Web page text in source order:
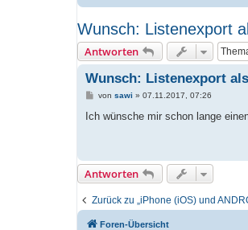
Wunsch: Listenexport
Antworten
Wunsch: Listenexport
B
i
von sawi » 07.11.2017, 07:26
Ich wünsche mir schon lange
Antworten
Zurück zu „iPhone (iOS) und
Foren-Übersicht